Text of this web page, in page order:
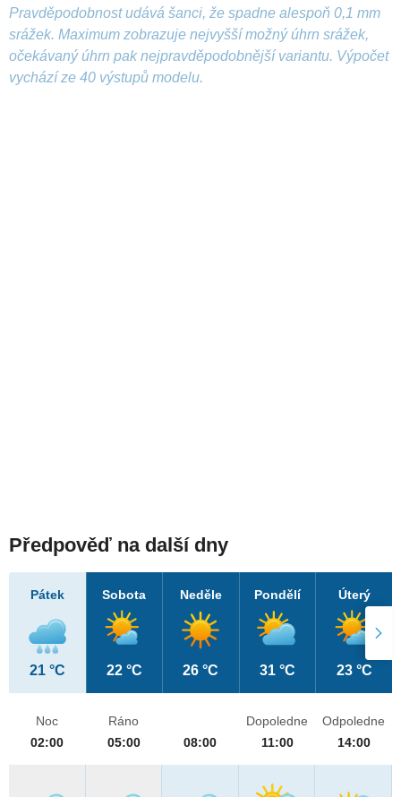
Pravděpodobnost udává šanci, že spadne alespoň 0,1 mm
srážek. Maximum zobrazuje nejvyšší možný úhrn srážek,
očekávaný úhrn pak nejpravděpodobnější variantu. Výpočet
vychází ze 40 výstupů modelu.
Předpověď na další dny
Pátek
21 °C
Sobota
22 °C
Neděle
26 °C
Pondělí
31 °C
Úterý
23 °C
Noc
02:00
Ráno
05:00
08:00
Dopoledne
11:00
Odpoledne
14:00